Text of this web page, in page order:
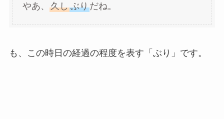
やあ、 久し ぶりだね。
も、この時日の経過の程度を表す「ぶり」です。